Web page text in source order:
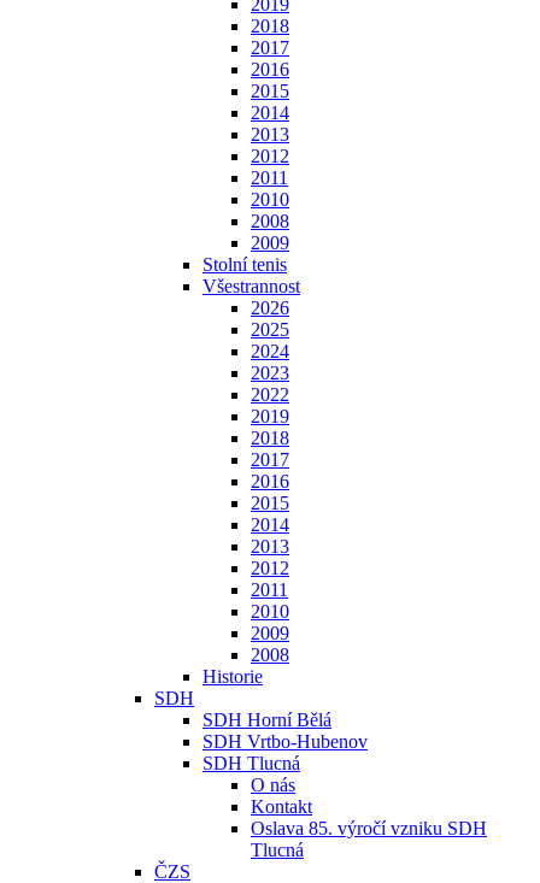
2019
2018
2017
2016
2015
2014
2013
2012
2011
2010
2008
2009
Stolní tenis
Všestrannost
2026
2025
2024
2023
2022
2019
2018
2017
2016
2015
2014
2013
2012
2011
2010
2009
2008
Historie
SDH
SDH Horní Bělá
SDH Vrtbo-Hubenov
SDH Tlucná
O nás
Kontakt
Oslava 85. výročí vzniku SDH
Tlucná
ČZS